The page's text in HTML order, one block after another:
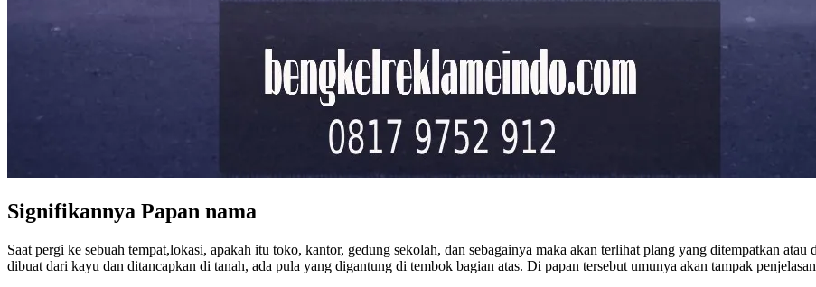
Signifikannya Papan nama
Saat pergi ke sebuah tempat,lokasi, apakah itu toko, kantor, gedung sekolah, dan sebagainya maka akan terlihat plang yang ditempatkan
dibuat dari kayu dan ditancapkan di tanah, ada pula yang digantung di tembok bagian atas. Di papan tersebut umunya akan tampak